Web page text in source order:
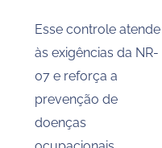
Esse controle atende
às exigências da NR-
07 e reforça a
prevenção de
doenças